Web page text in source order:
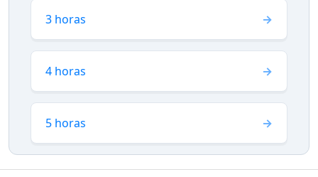
3 horas
4 horas
5 horas